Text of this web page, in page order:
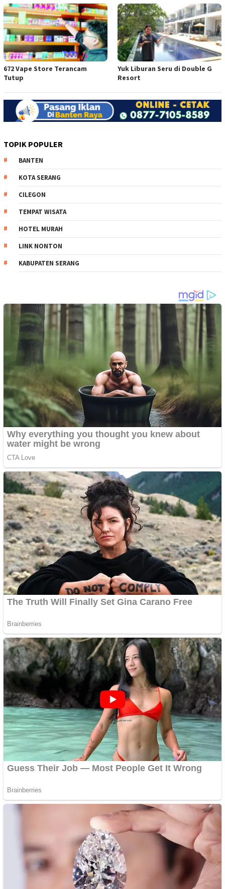
672 Vape Store Terancam
Tutup
Yuk Liburan Seru di Double G
Resort
TOPIK POPULER
BANTEN
KOTA SERANG
CILEGON
TEMPAT WISATA
HOTEL MURAH
LINK NONTON
KABUPATEN SERANG